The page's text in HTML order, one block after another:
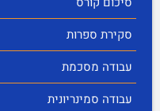
סקירת ספרות
עבודה מסכמת
עבודה סמינריונית